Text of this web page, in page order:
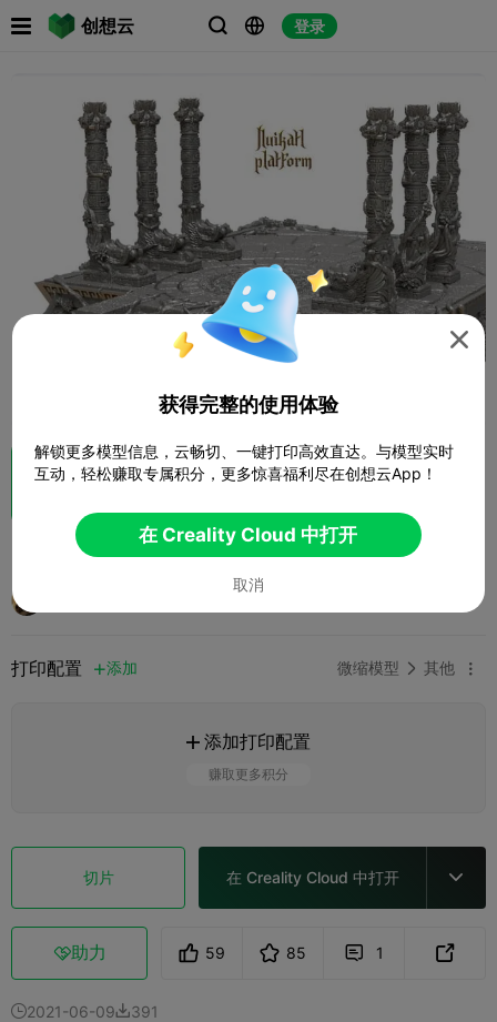
创想云   登录
3. Iluikatl platform
打印配置 添加 微缩模型  其他 
 添加打印配置
赚取更多积分
切片 在 Creality Cloud 中打开 
助力 59 85  1 
2021-06-09391

获得完整的使用体验
解锁更多模型信息，云畅切、一键打印高效直达。与模型实时
互动，轻松赚取专属积分，更多惊喜福利尽在创想云App！
在 Creality Cloud 中打开
取消